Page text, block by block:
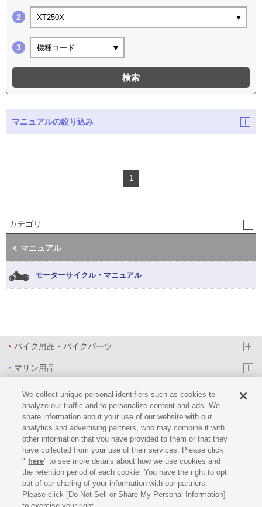
XT250X
機種コード
検索
マニュアルの絞り込み
1
カテゴリ
マニュアル
モーターサイクル・マニュアル
バイク用品・バイクパーツ
マリン用品
PAS/YPJ用品
その他用品
イベント&エンターテイメント
オンラインショップ
企業情報
ご利用規約 推薦環境 プライバシーポリシー Cookie ポリシー
We collect unique personal identifiers such as cookies to
analyze our traffic and to personalize content and ads. We
share information about your use of our website with our
analytics and advertising partners, who may combine it with
other information that you have provided to them or that they
have collected from your use of their services. Please click
" here" to see more details about how we use cookies and
the retention period of each cookie. You have the right to opt
out of our sharing of your information with our partners.
Please click [Do Not Sell or Share My Personal Information]